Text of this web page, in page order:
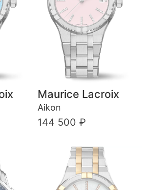
Maurice Lacroix
Aikon
144 500 ₽